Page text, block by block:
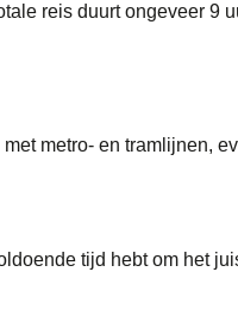
reis duurt ongeveer 9
metro- en tramlijnen,
tijd hebt om het